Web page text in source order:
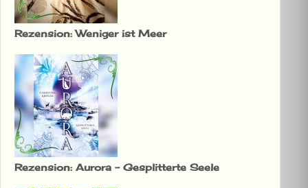
Rezension: Weniger ist Meer
Rezension: Aurora – Gesplitterte Seele